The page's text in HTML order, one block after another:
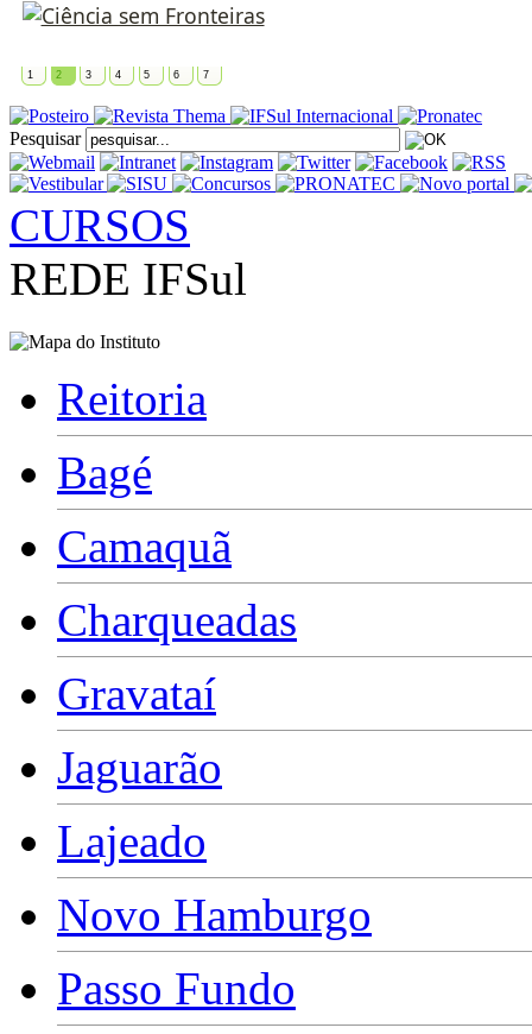
1 2 3 4 5 6 7
Pesquisar
CURSOS
REDE IFSul
Reitoria
Bagé
Camaquã
Charqueadas
Gravataí
Jaguarão
Lajeado
Novo Hamburgo
Passo Fundo